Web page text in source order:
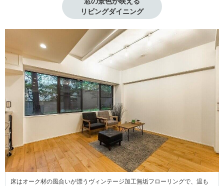
リビングダイニング
床はオーク材の風合いが漂うヴィンテージ加工無垢フローリングで、温も